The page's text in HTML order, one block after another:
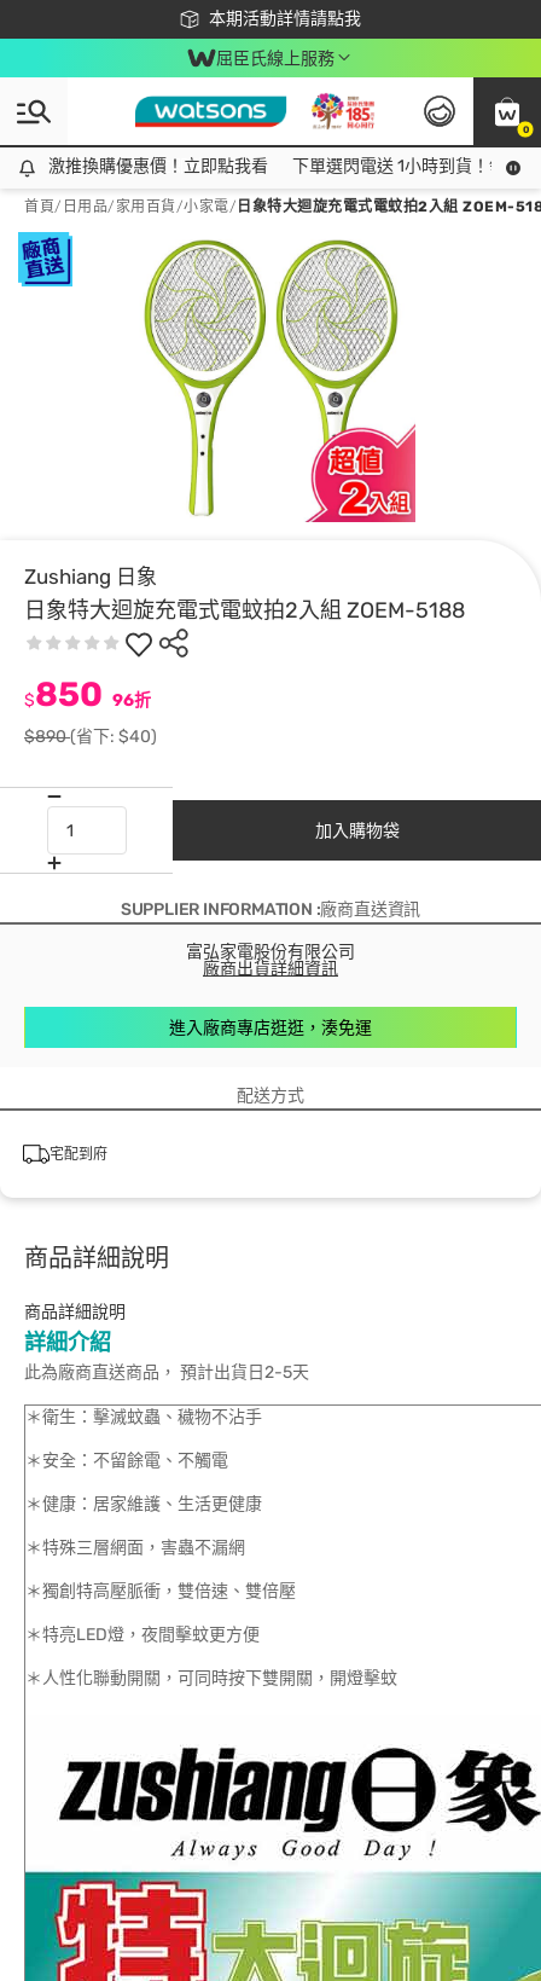
本期活動詳情請點我
下載app最高回饋$350
屈臣氏線上服務
0
激推換購優惠價！立即點我看
激推換購優惠價！立即點我看 下單選閃電送 1小時到貨！領神
首頁/ 日用品/ 家用百貨/小家電/ 日象特大迴旋充電式電蚊拍2入組 ZOEM-
Zushiang 日象
日象特大迴旋充電式電蚊拍2入組 ZOEM-5188
$850 96折
$890(省下: $40)
加入購物袋
SUPPLIER INFORMATION :廠商直送資訊
富弘家電股份有限公司
廠商出貨詳細資訊
進入廠商專店逛逛，湊免運
配送方式
宅配到府
商品詳細說明
商品詳細說明
詳細介紹
此為廠商直送商品， 預計出貨日2-5天
＊衛生：擊滅蚊蟲、穢物不沾手
＊安全：不留餘電、不觸電
＊健康：居家維護、生活更健康
＊特殊三層網面，害蟲不漏網
＊獨創特高壓脈衝，雙倍速、雙倍壓
＊特亮LED燈，夜間擊蚊更方便
＊人性化聯動開關，可同時按下雙開關，開燈擊蚊